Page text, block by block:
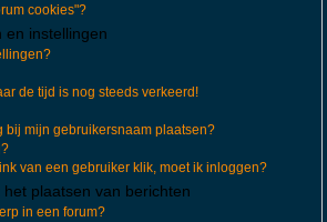
cookies"?
en instellingen
de tijd is nog steeds verkeerd!
bij mijn gebruikersnaam plaatsen?
van een gebruiker klik, moet ik inloggen?
plaatsen van berichten
in een forum?